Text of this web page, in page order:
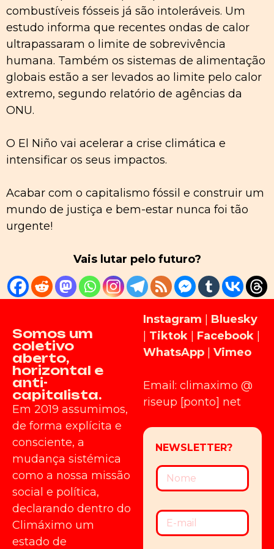
combustíveis fósseis já são intoleráveis. Um
estudo informa que recentes ondas de calor
ultrapassaram o limite de sobrevivência
humana. Também os sistemas de alimentação
globais estão a ser levados ao limite pelo calor
extremo, segundo relatório de agências da
ONU.
O El Niño vai acelerar a crise climática e
intensificar os seus impactos.
Acabar com o capitalismo fóssil e construir um
mundo de justiça e bem-estar nunca foi tão
urgente!
Vais lutar pelo futuro?
Somos um
coletivo
aberto,
horizontal e
anti-
capitalista.
Em 2019 assumimos,
de forma explícita e
consciente, a
mudança sistémica
como a nossa missão
social e política,
declarando dentro do
Climáximo um
estado de
Instagram
Bluesky
Tiktok Facebook
WhatsApp
Vimeo
Email: climaximo @
riseup [ponto] net